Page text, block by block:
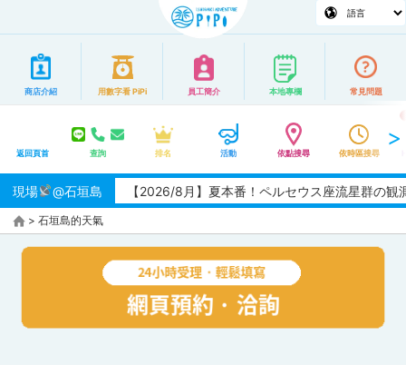
商店介紹 用數字看 PiPi 員工簡介 本地專欄 常見問題
返回頁首 查詢 排名 活動 依點搜尋 依時區搜尋
現場 @石垣島 【2026/8月】夏本番！ペルセウス座流星群の
> 石垣島的天氣